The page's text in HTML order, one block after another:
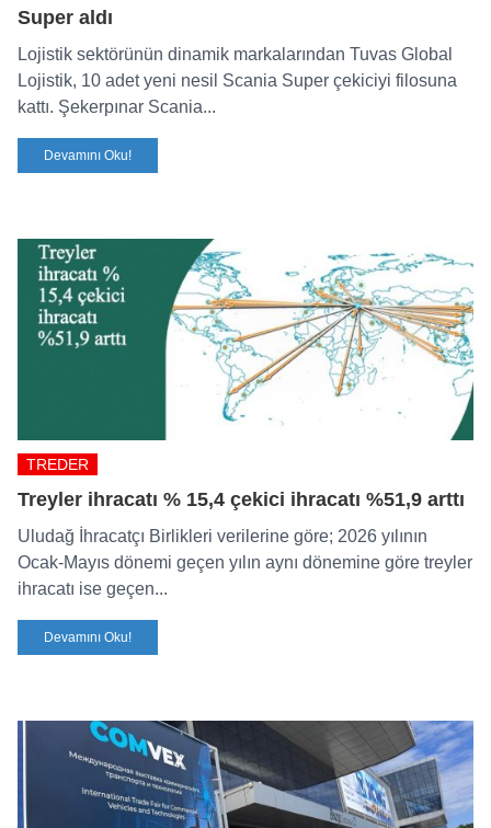
Super aldı
Lojistik sektörünün dinamik markalarından Tuvas Global
Lojistik, 10 adet yeni nesil Scania Super çekiciyi filosuna
kattı. Şekerpınar Scania...
Devamını Oku!
TREDER
Treyler ihracatı % 15,4 çekici ihracatı %51,9 arttı
Uludağ İhracatçı Birlikleri verilerine göre; 2026 yılının
Ocak-Mayıs dönemi geçen yılın aynı dönemine göre treyler
ihracatı ise geçen...
Devamını Oku!